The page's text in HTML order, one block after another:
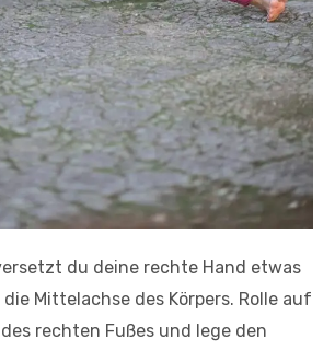
du deine rechte Hand etwas
Mittelachse des Körpers. Rolle auf
rechten Fußes und lege den